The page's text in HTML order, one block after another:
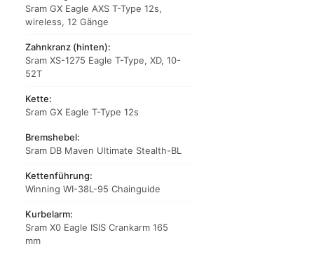
Sram GX Eagle AXS T-Type 12s,
wireless, 12 Gänge
Zahnkranz (hinten):
Sram XS-1275 Eagle T-Type, XD, 10-
52T
Kette:
Sram GX Eagle T-Type 12s
Bremshebel:
Sram DB Maven Ultimate Stealth-BL
Kettenführung:
Winning WI-38L-95 Chainguide
Kurbelarm:
Sram X0 Eagle ISIS Crankarm 165
mm